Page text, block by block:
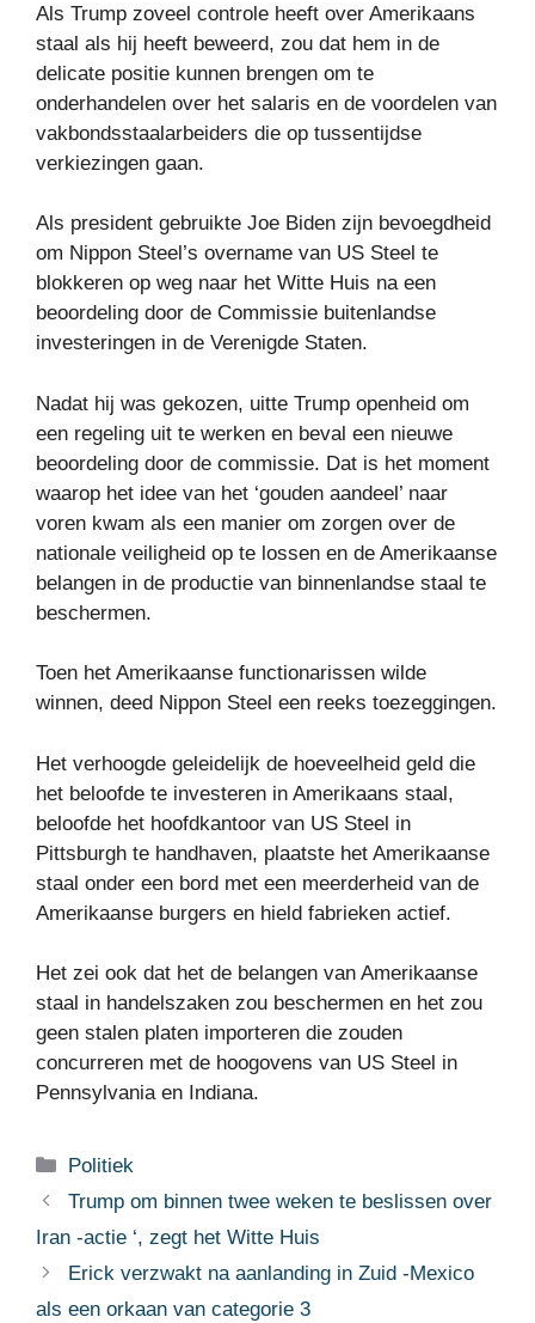
Als Trump zoveel controle heeft over Amerikaans
staal als hij heeft beweerd, zou dat hem in de
delicate positie kunnen brengen om te
onderhandelen over het salaris en de voordelen van
vakbondsstaalarbeiders die op tussentijdse
verkiezingen gaan.
Als president gebruikte Joe Biden zijn bevoegdheid
om Nippon Steel’s overname van US Steel te
blokkeren op weg naar het Witte Huis na een
beoordeling door de Commissie buitenlandse
investeringen in de Verenigde Staten.
Nadat hij was gekozen, uitte Trump openheid om
een ​​regeling uit te werken en beval een nieuwe
beoordeling door de commissie. Dat is het moment
waarop het idee van het ‘gouden aandeel’ naar
voren kwam als een manier om zorgen over de
nationale veiligheid op te lossen en de Amerikaanse
belangen in de productie van binnenlandse staal te
beschermen.
Toen het Amerikaanse functionarissen wilde
winnen, deed Nippon Steel een reeks toezeggingen.
Het verhoogde geleidelijk de hoeveelheid geld die
het beloofde te investeren in Amerikaans staal,
beloofde het hoofdkantoor van US Steel in
Pittsburgh te handhaven, plaatste het Amerikaanse
staal onder een bord met een meerderheid van de
Amerikaanse burgers en hield fabrieken actief.
Het zei ook dat het de belangen van Amerikaanse
staal in handelszaken zou beschermen en het zou
geen stalen platen importeren die zouden
concurreren met de hoogovens van US Steel in
Pennsylvania en Indiana.
Categorieën
Politiek
Trump om binnen twee weken te beslissen over
Iran -actie ‘, zegt het Witte Huis
Erick verzwakt na aanlanding in Zuid -Mexico
als een orkaan van categorie 3